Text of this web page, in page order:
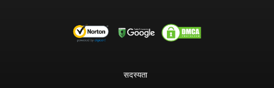
सदस्यता